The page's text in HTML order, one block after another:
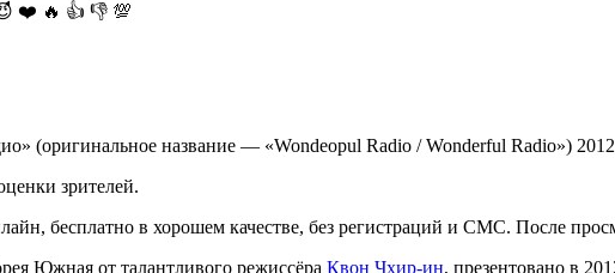
❤️ 🔥 👍 👎 💯
(оригинальное название — «Wondeopul Radio / Wonderful Radio»)
зрителей.
бесплатно в хорошем качестве, без регистраций и СМС. После
Южная от талантливого режиссёра Квон Чхир-ин, презентовано в